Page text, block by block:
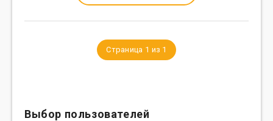
Страница 1 из 1
Выбор пользователей